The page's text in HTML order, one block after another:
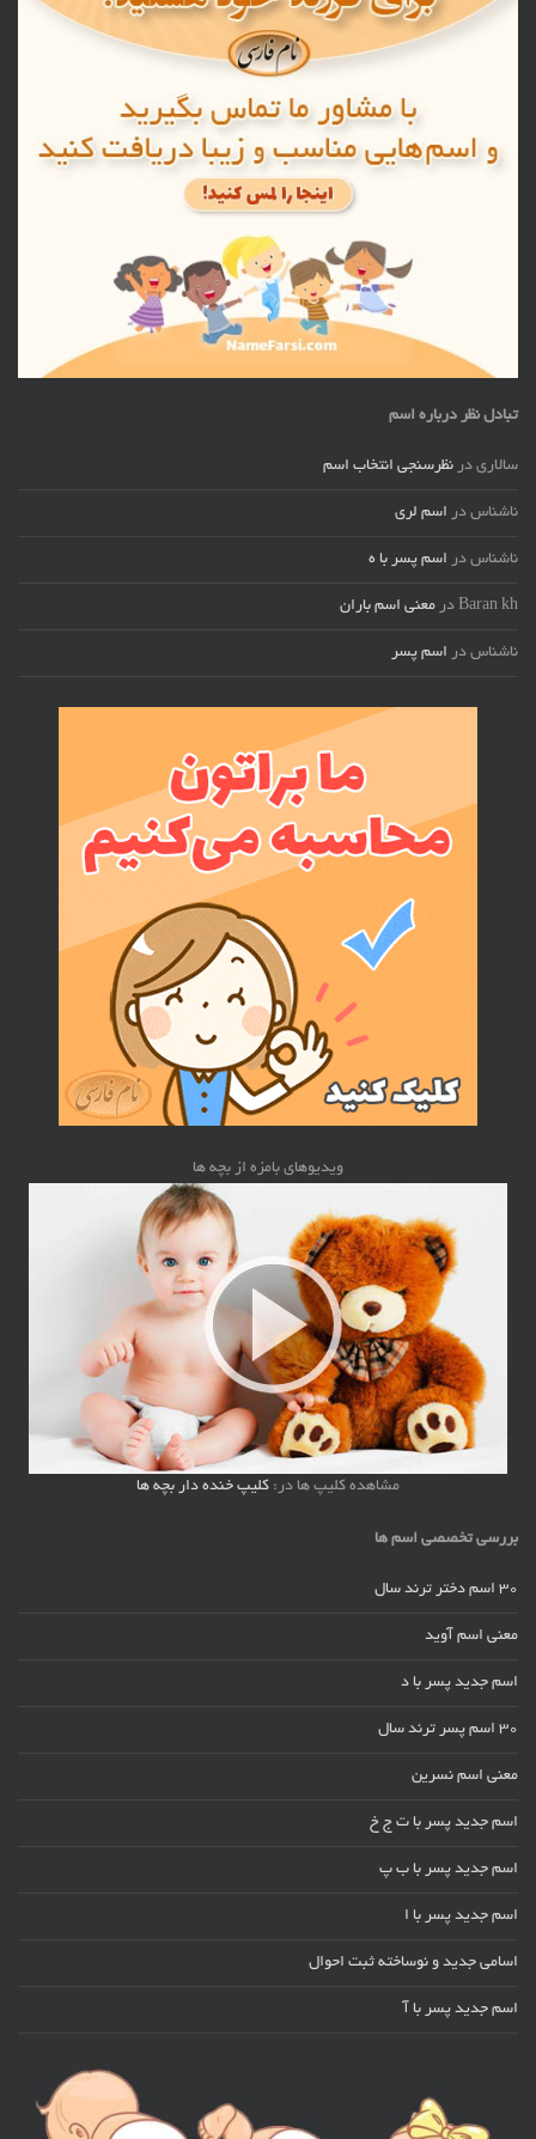
تبادل نظر درباره اسم
سالاری در نظرسنجی انتخاب اسم
ناشناس در اسم لری
ناشناس در اسم پسر با ه
Baran kh در معنی اسم باران
ناشناس در اسم پسر
ویدیوهای بامزه از بچه ها
مشاهده کلیپ ها در: کلیپ خنده دار بچه ها
بررسی تخصصی اسم ها
30 اسم دختر ترند سال
معنی اسم آوید
اسم جدید پسر با د
30 اسم پسر ترند سال
معنی اسم نسرین
اسم جدید پسر با ت ج خ
اسم جدید پسر با ب پ
اسم جدید پسر با ا
اسامی جدید و نوساخته ثبت احوال
اسم جدید پسر با آ